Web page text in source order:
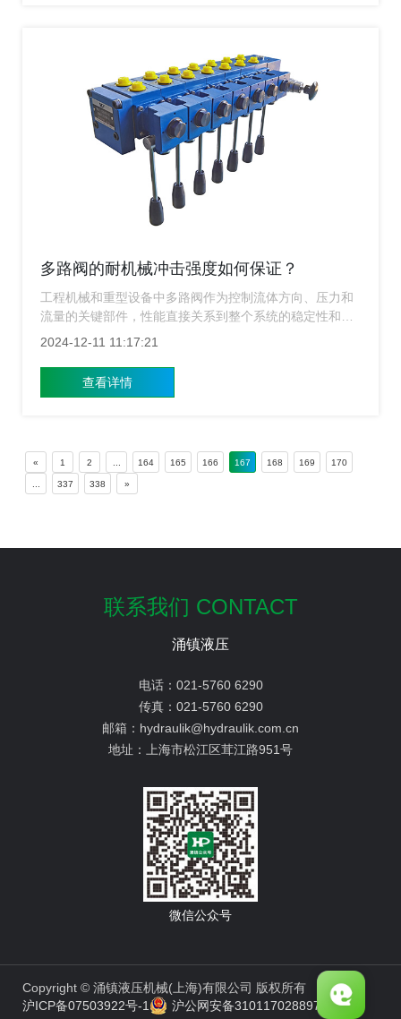
多路阀的耐机械冲击强度如何保证？
工程机械和重型设备中多路阀作为控制流体方向、压力和
流量的关键部件，性能直接关系到整个系统的稳定性和可
靠性，特别是在面对复杂工况时，多路阀必须能够承受各
击，为了确保多路阀能够在这些条件下正常工作，制造商
采取了多种措施来提高产品的耐机械冲击强度，上海多路
2024-12-11 11:17:21
查看详情
« 1 2 164 165 166 167 168 169 170
337 338 »
联系我们 CONTACT
涌镇液压
电话： 021-5760 6290
传真： 021-5760 6290
邮箱： hydraulik@hydraulik.com.cn
地址：
上海市松江区茸江路951号
微信公众号
Copyright © 涌镇液压机械(上海)有限公司 版权所有
沪ICP备07503922号-1
沪公网安备31011702889776号